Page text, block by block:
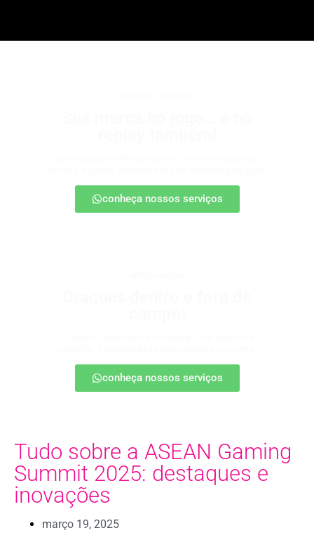
conheça nossos serviços
conheça nossos serviços
Tudo sobre a ASEAN Gaming
Summit 2025: destaques e
inovações
março 19, 2025